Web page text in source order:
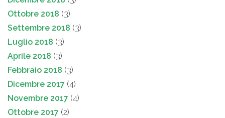
Ottobre 2018 (3)
Settembre 2018 (3)
Luglio 2018 (3)
Aprile 2018 (3)
Febbraio 2018 (3)
Dicembre 2017 (4)
Novembre 2017 (4)
Ottobre 2017 (2)